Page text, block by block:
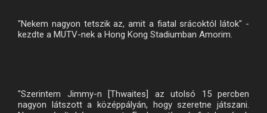
"Nekem nagyon tetszik az, amit a fiatal srácoktól látok" -
kezdte a MUTV-nek a Hong Kong Stadiumban Amorim.
"Szerintem Jimmy-n [Thwaites] az utolsó 15 percben
nagyon látszott a középpályán, hogy szeretne játszani.